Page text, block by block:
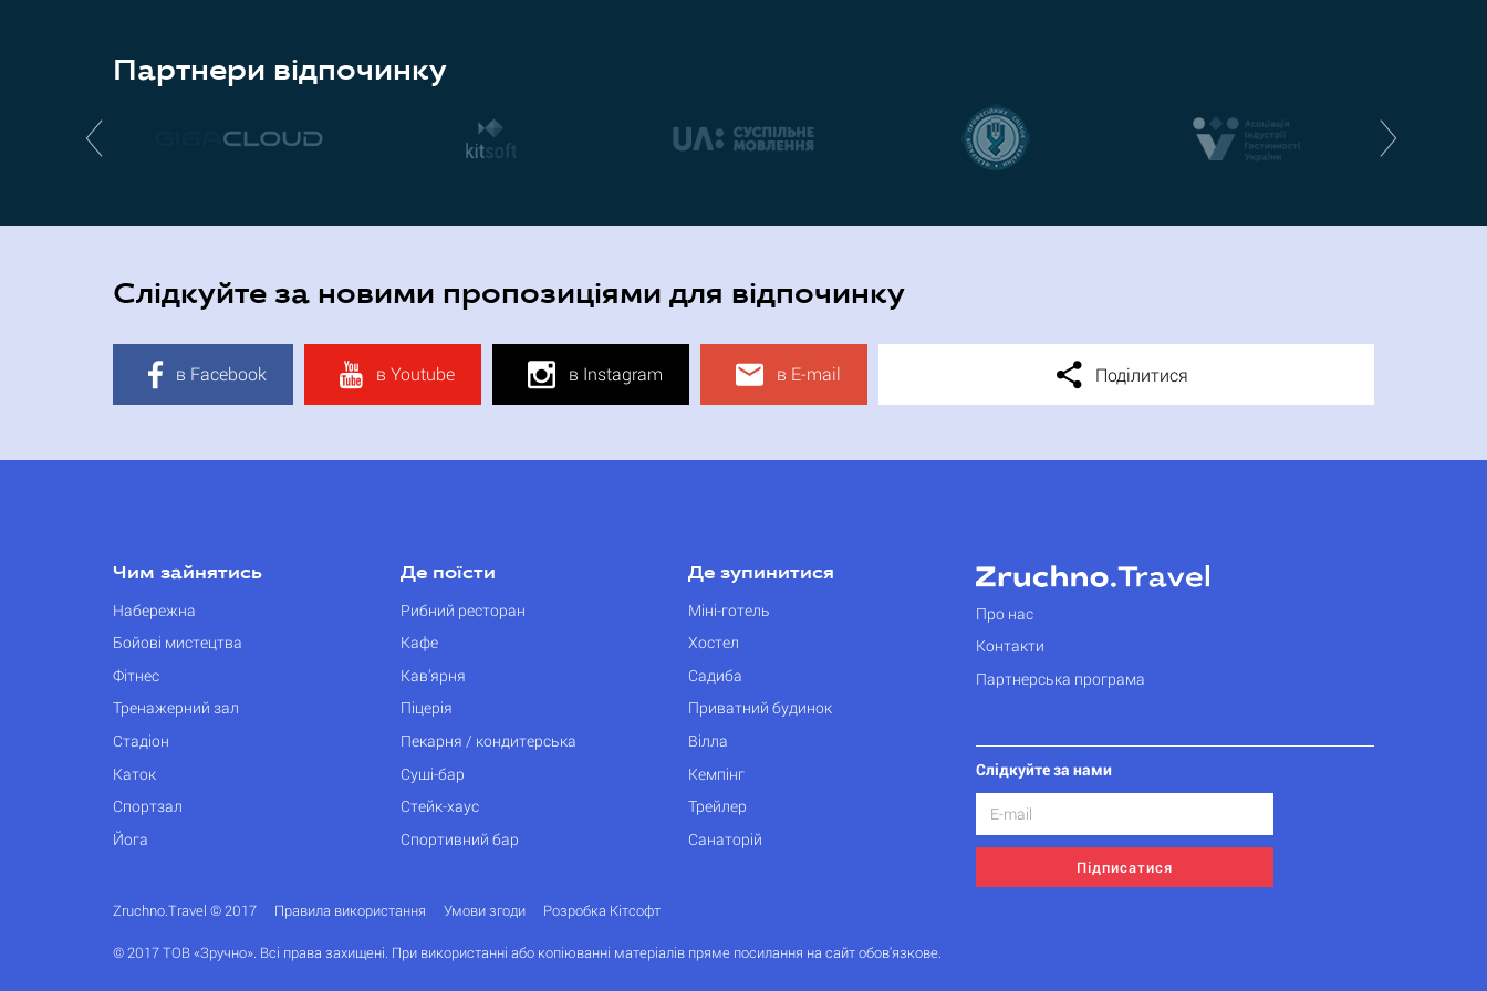
Партнери відпочинку
Слідкуйте за новими пропозиціями для відпочинку
в Facebook в Youtube в Instagram в E-mail Поділитися
Чим зайнятись
Набережна
Бойові мистецтва
Фітнес
Тренажерний зал
Стадіон
Каток
Спортзал
Йога
Де поїсти
Рибний ресторан
Кафе
Кав’ярня
Піцерія
Пекарня / кондитерська
Суші-бар
Стейк-хаус
Спортивний бар
Де зупинитися
Міні-готель
Хостел
Садиба
Приватний будинок
Вілла
Кемпінг
Трейлер
Санаторій
Про нас
Контакти
Партнерська програма
Слідкуйте за нами
Підписатися
Zruchno.Travel © 2017 Правила використання Умови згоди Розробка Кітсофт
© 2017 ТОВ «Зручно». Всі права захищені. При використанні або копіюванні матеріалів пряме посилання на сайт обов'язкове.